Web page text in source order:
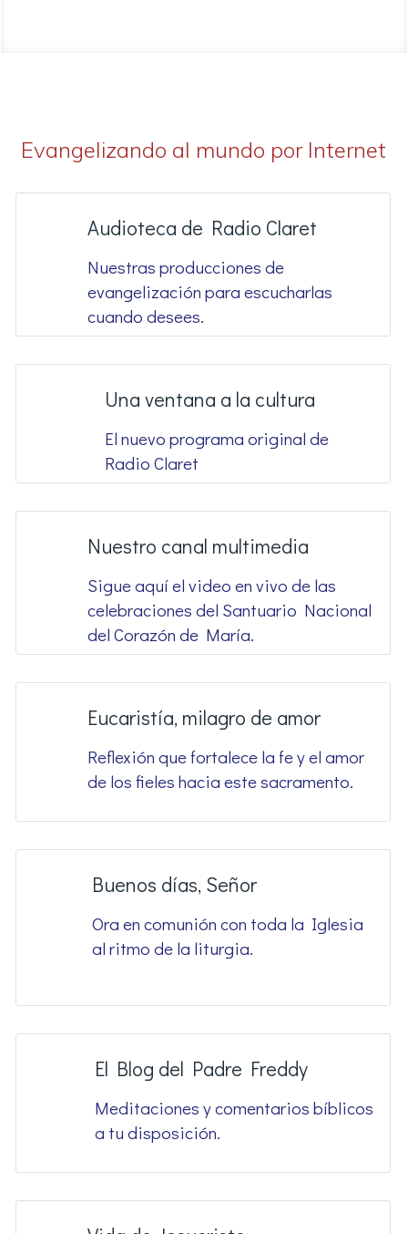
Evangelizando al mundo por Internet
Audioteca de Radio Claret
Nuestras producciones de
evangelización para escucharlas
cuando desees.
Una ventana a la cultura
El nuevo programa original de
Radio Claret
Nuestro canal multimedia
Sigue aquí el video en vivo de las
celebraciones del Santuario Nacional
del Corazón de María.
Eucaristía, milagro de amor
Reflexión que fortalece la fe y el amor
de los fieles hacia este sacramento.
Buenos días, Señor
Ora en comunión con toda la Iglesia
al ritmo de la liturgia.
El Blog del Padre Freddy
Meditaciones y comentarios bíblicos
a tu disposición.